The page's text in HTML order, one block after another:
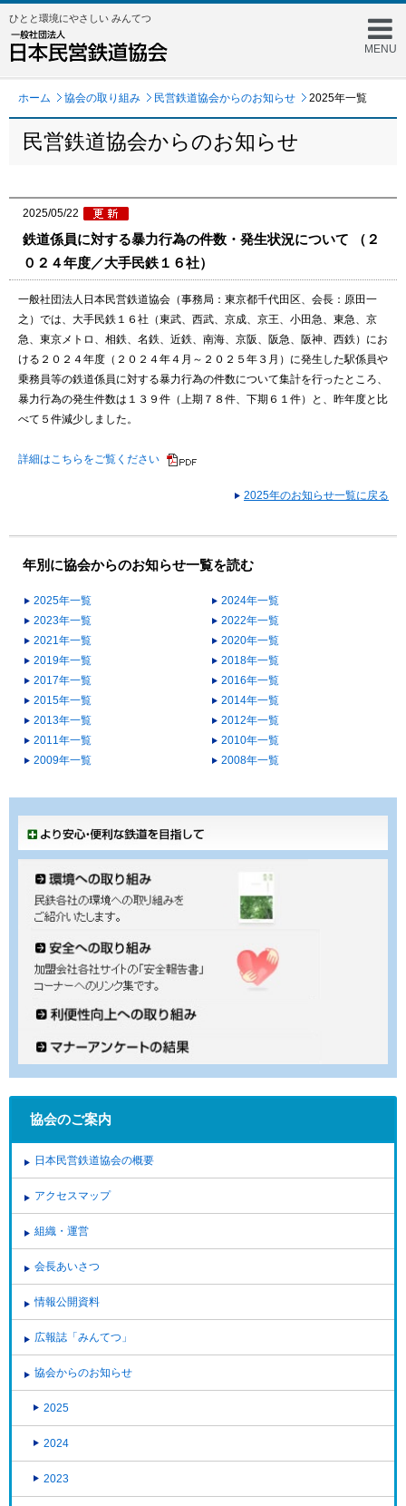
MENU
ひとと環境にやさしい みんてつ
ホーム 協会の取り組み 民営鉄道協会からのお知らせ 2025年一覧
民営鉄道協会からのお知らせ
2025/05/22
鉄道係員に対する暴力行為の件数・発生状況について （２
０２４年度／大手民鉄１６社）
一般社団法人日本民営鉄道協会（事務局：東京都千代田区、会長：原田一
之）では、大手民鉄１６社（東武、西武、京成、京王、小田急、東急、京
急、東京メトロ、相鉄、名鉄、近鉄、南海、京阪、阪急、阪神、西鉄）にお
ける２０２４年度（２０２４年４月～２０２５年３月）に発生した駅係員や
乗務員等の鉄道係員に対する暴力行為の件数について集計を行ったところ、
暴力行為の発生件数は１３９件（上期７８件、下期６１件）と、昨年度と比
べて５件減少しました。
詳細はこちらをご覧ください
2025年のお知らせ一覧に戻る
年別に協会からのお知らせ一覧を読む
2025年一覧
2024年一覧
2023年一覧
2022年一覧
2021年一覧
2020年一覧
2019年一覧
2018年一覧
2017年一覧
2016年一覧
2015年一覧
2014年一覧
2013年一覧
2012年一覧
2011年一覧
2010年一覧
2009年一覧
2008年一覧
協会のご案内
日本民営鉄道協会の概要
アクセスマップ
組織・運営
会長あいさつ
情報公開資料
広報誌「みんてつ」
協会からのお知らせ
2025
2024
2023